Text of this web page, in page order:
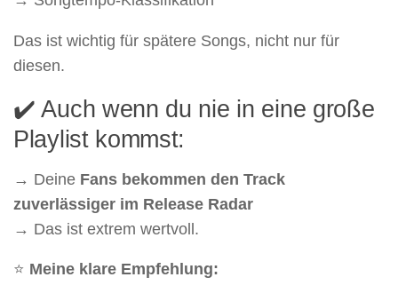
Das ist wichtig für spätere Songs, nicht nur für
diesen.
✔️ Auch wenn du nie in eine große
Playlist kommst:
→ Deine Fans bekommen den Track
zuverlässiger im Release Radar
→ Das ist extrem wertvoll.
⭐ Meine klare Empfehlung: